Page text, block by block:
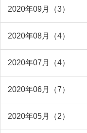
2020年09月（3）
2020年08月（4）
2020年07月（4）
2020年06月（7）
2020年05月（2）